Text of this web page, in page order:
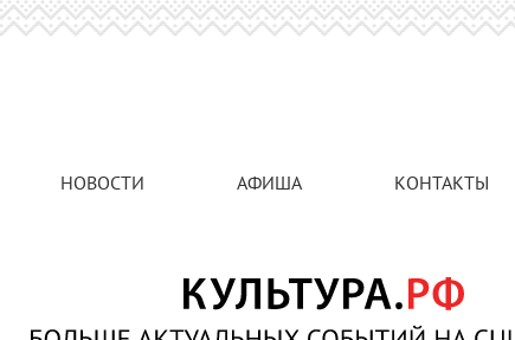
НОВОСТИ АФИША КОНТАКТЫ